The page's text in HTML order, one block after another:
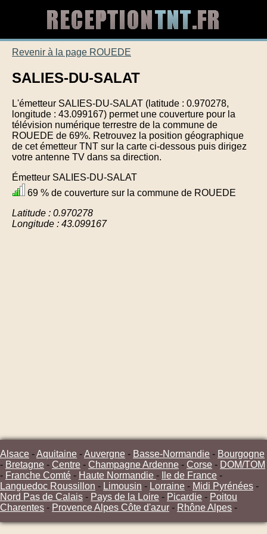
Revenir à la page ROUEDE
SALIES-DU-SALAT
L'émetteur SALIES-DU-SALAT (latitude : 0.970278,
longitude : 43.099167) permet une couverture pour la
télévision numérique terrestre de la commune de
ROUEDE de 69%. Retrouvez la position géographique
de cet émetteur TNT sur la carte ci-dessous puis dirigez
votre antenne TV dans sa direction.
Émetteur SALIES-DU-SALAT
69 % de couverture sur la commune de ROUEDE
Latitude : 0.970278
Longitude : 43.099167
Alsace -Aquitaine -Auvergne - Basse-Normandie - Bourgogne
- Bretagne - Centre - Champagne Ardenne - Corse - DOM/TOM
- Franche Comté - Haute Normandie - Ile de France -
Languedoc Roussillon - Limousin - Lorraine - Midi Pyrénées -
Nord Pas de Calais - Pays de la Loire - Picardie - Poitou
Charentes - Provence Alpes Côte d'azur - Rhône Alpes -